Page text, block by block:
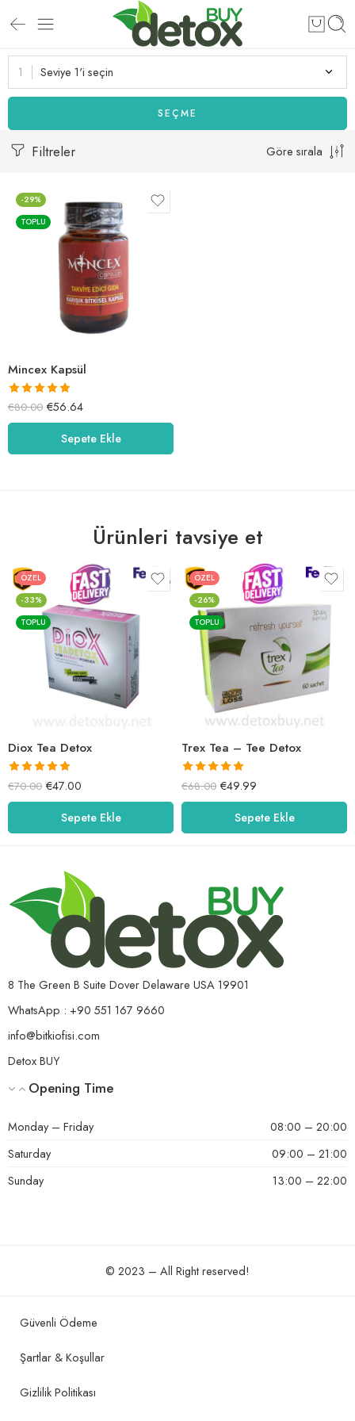
Seviye 1'i seçin
SEÇME
Filtreler Göre sırala
-29%
TOPLU
Mincex Kapsül
5 üzerinden
5.00oy aldı
€80.00 €56.64
Sepete Ekle
Ürünleri tavsiye et
ÖZEL
-33%
TOPLU
Diox Tea Detox
5 üzerinden
5.00oy aldı
€70.00 €47.00
Sepete Ekle
ÖZEL
-26%
TOPLU
Trex Tea – Tee Detox
5 üzerinden
5.00oy aldı
€68.00 €49.99
Sepete Ekle
8 The Green B Suite Dover Delaware USA 19901
WhatsApp : +90 551 167 9660
info@bitkiofisi.com
Detox BUY
Opening Time
Monday – Friday
08:00 – 20:00
Saturday
09:00 – 21:00
Sunday
13:00 – 22:00
© 2023 – All Right reserved!
Güvenli Ödeme
Şartlar & Koşullar
Gizlilik Politikası